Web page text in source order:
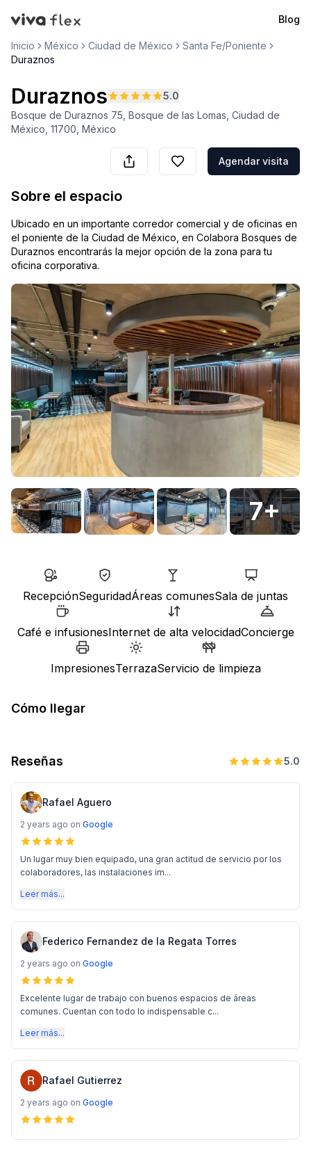
VivaFlex
Blog
Inicio México Ciudad de México
Santa Fe/Poniente
Duraznos
Duraznos
5.0
Bosque de Duraznos 75, Bosque de las Lomas, Ciudad de
México, 11700, México
Agendar visita
Sobre el espacio
Ubicado en un importante corredor comercial y de oficinas en
el poniente de la Ciudad de México, en Colabora Bosques de
Duraznos encontrarás la mejor opción de la zona para tu
oficina corporativa.
7+
RecepciónSeguridadÁreas comunesSala de juntas
Café e infusionesInternet de alta velocidadConcierge
ImpresionesTerrazaServicio de limpieza
Cómo llegar
Reseñas 5.0
Rafael Aguero
2 years ago on Google
Un lugar muy bien equipado, una gran actitud de servicio por los
colaboradores, las instalaciones im...
Leer más...
Federico Fernandez de la Regata Torres
2 years ago on Google
Excelente lugar de trabajo con buenos espacios de áreas
comunes. Cuentan con todo lo indispensable c...
Leer más...
Rafael Gutierrez
2 years ago on Google